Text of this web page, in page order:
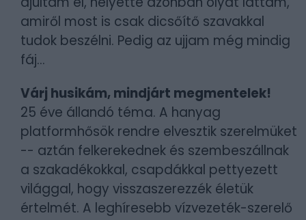
amiről most is csak dicsőítő szavakkal
tudok beszélni. Pedig az ujjam még mindig
fáj...
Várj husikám, mindjárt megmentelek!
25 éve állandó téma. A hanyag
platformhősök rendre elvesztik szerelmüket
-- aztán felkerekednek és szembeszállnak
a szakadékokkal, csapdákkal pettyezett
világgal, hogy visszaszerezzék életük
értelmét. A leghíresebb vízvezeték-szerelő